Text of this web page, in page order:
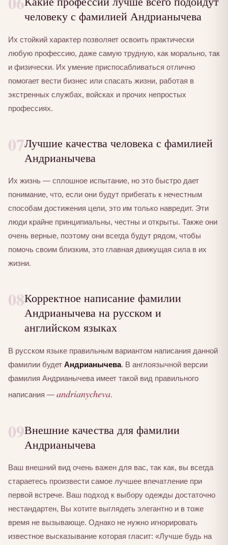
человеку с фамилией Андрианычева
Их стойкий характер позволяет освоить практически
любую профессию, даже самую трудную, как морально, так
и физически. Их умение приспосабливаться отлично
помогает вести бизнес или спасать жизни, работая в
экстренных службах, войсках и прочих непростых
профессиях.
07Лучшие качества человека с фамилией
Андрианычева
Их жизнь — сплошное испытание, но это быстро дает
понимание, что, если они будут прибегать к нечестным
способам достижения цели, это им только навредит. Эти
люди крайне принципиальны, честны и открыты. Также они
очень верные, поэтому они всегда будут рядом, чтобы
помочь своим близким, это главная движущая сила в их
жизни.
08Корректное написание фамилии
Андрианычева на русском и
английском языках
В русском языке правильным вариантом написания данной
фамилии будет Андрианычева. В англоязычной версии
фамилия Андрианычева имеет такой вид правильного
написания — andrianycheva.
09Внешние качества для фамилии
Андрианычева
Ваш внешний вид очень важен для вас, так как, вы всегда
стараетесь произвести самое лучшее впечатление при
первой встрече. Ваш подход к выбору одежды достаточно
нестандартен, Вы хотите выглядеть элегантно и в тоже
время не вызывающе. Однако не нужно игнорировать
известное высказывание которая гласит: «Лучше будь на